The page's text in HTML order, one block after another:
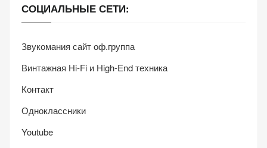
СОЦИАЛЬНЫЕ СЕТИ:
Звукомания сайт оф.группа
Винтажная Hi-Fi и High-End техника
Контакт
Одноклассники
Youtube